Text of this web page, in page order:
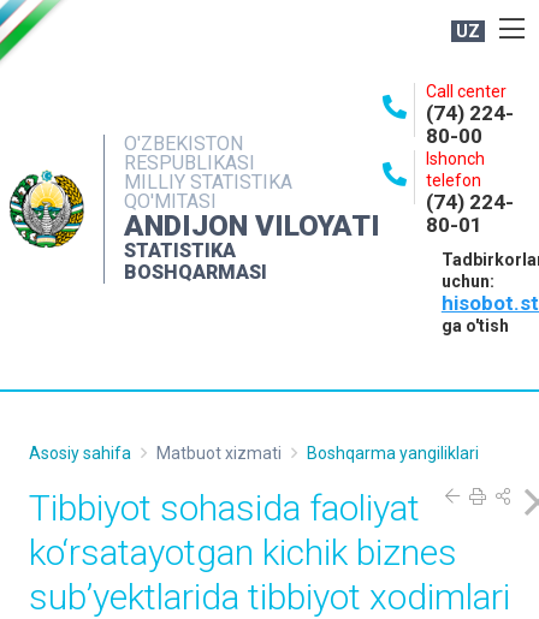
UZ
O'ZBEKISTON
RESPUBLIKASI
MILLIY STATISTIKA
QO'MITASI
ANDIJON VILOYATI
STATISTIKA
BOSHQARMASI
Call center
(74) 224-
80-00
Ishonch
telefon
(74) 224-
80-01
uchun:
ga o'tish
NASHRLAR
INTERAKTIV XIZMATLAR
MATBUOT XIZMATI
MUROJAATLAR
Asosiy sahifa Matbuot xizmati Boshqarma yangiliklari
Tibbiyot sohasida faoliyat
ko‘rsatayotgan kichik biznes
sub’yektlarida tibbiyot xodimlari